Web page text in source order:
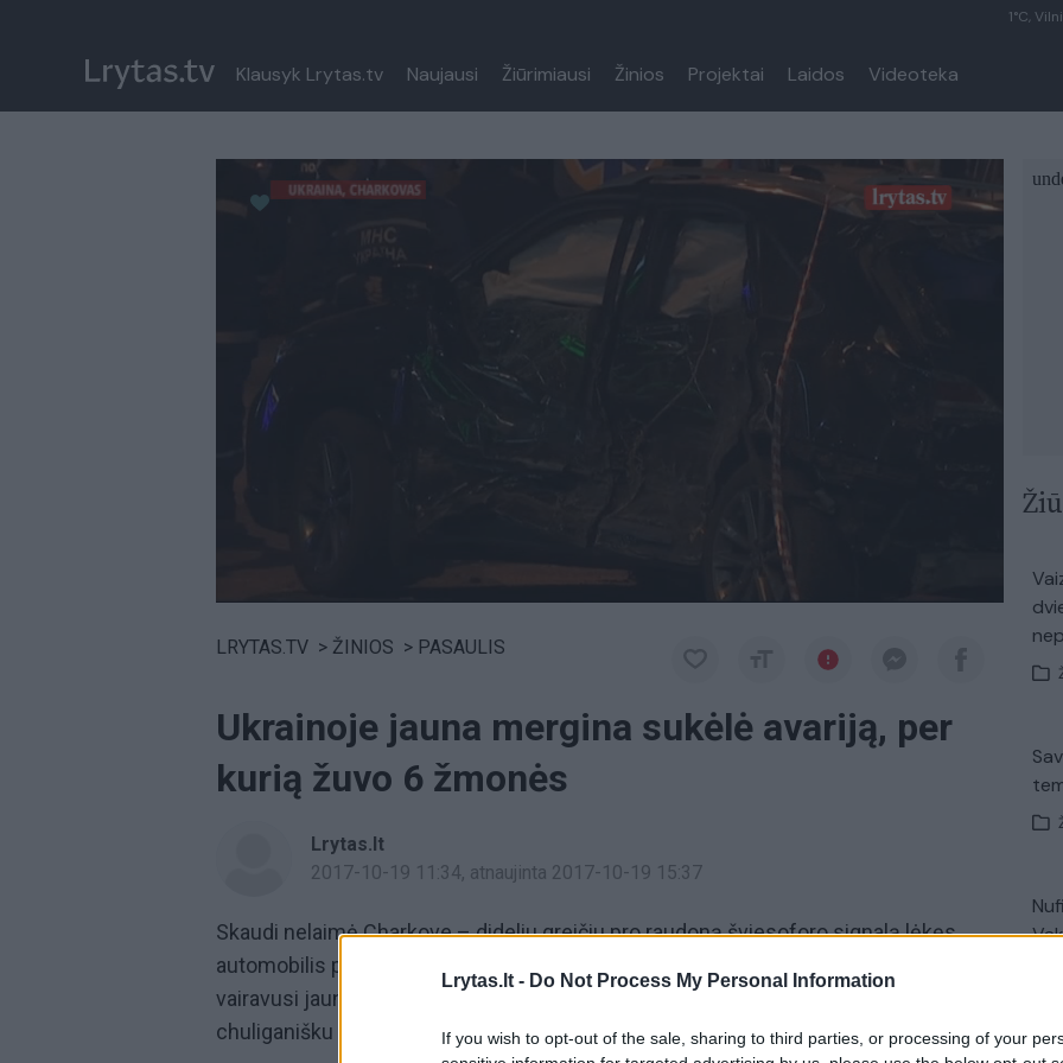
Lrytas.lt - Do Not Process My Personal Information
If you wish to opt-out of the sale, sharing to third parties, or processing of your
1°C,
Klausyk Lrytas.tv Naujausi Žiūrimiausi Žinios Projektai Laidos Videoteka
Paremkite Ukrainą
LRYTAS.TV > ŽINIOS > PASAULIS
Ukrainoje jauna mergina sukėlė avariją, per
kurią žuvo 6 žmonės
Lrytas.lt
2017-10-19 11:34, atnaujinta 2017-10-19 15:37
Skaudi nelaimė Charkove – dideliu greičiu pro raudoną šviesoforo signalą lėkęs
automobilis pateko į avariją ir pražudė 6 žmones, dar tiek pat sužeidė. Mašiną
vairavusi jauna mergina teisę vairuoti turėjo tik dvejus metus ir ne kartą pasižymėjo
chuliganišku elgesiu kelyje. Už sukeltą avariją jai gresia kalėjimas.